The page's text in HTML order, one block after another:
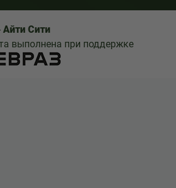
Айти Сити
выполнена при поддержке